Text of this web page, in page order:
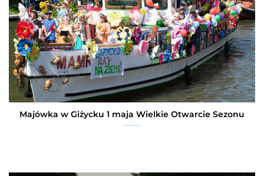
Majówka w Giżycku 1 maja Wielkie Otwarcie Sezonu